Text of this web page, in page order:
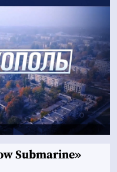
Submarine»